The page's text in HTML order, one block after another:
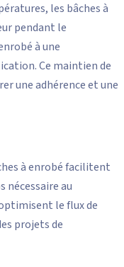
les bâches à
pendant le
à une
Ce maintien de
une adhérence et une
à enrobé facilitent
nécessaire au
le flux de
projets de